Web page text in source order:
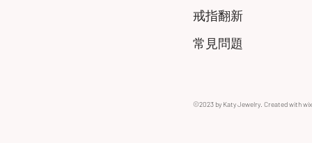
戒指翻新
常見問題
©2023 by Katy Jewelry. Created with